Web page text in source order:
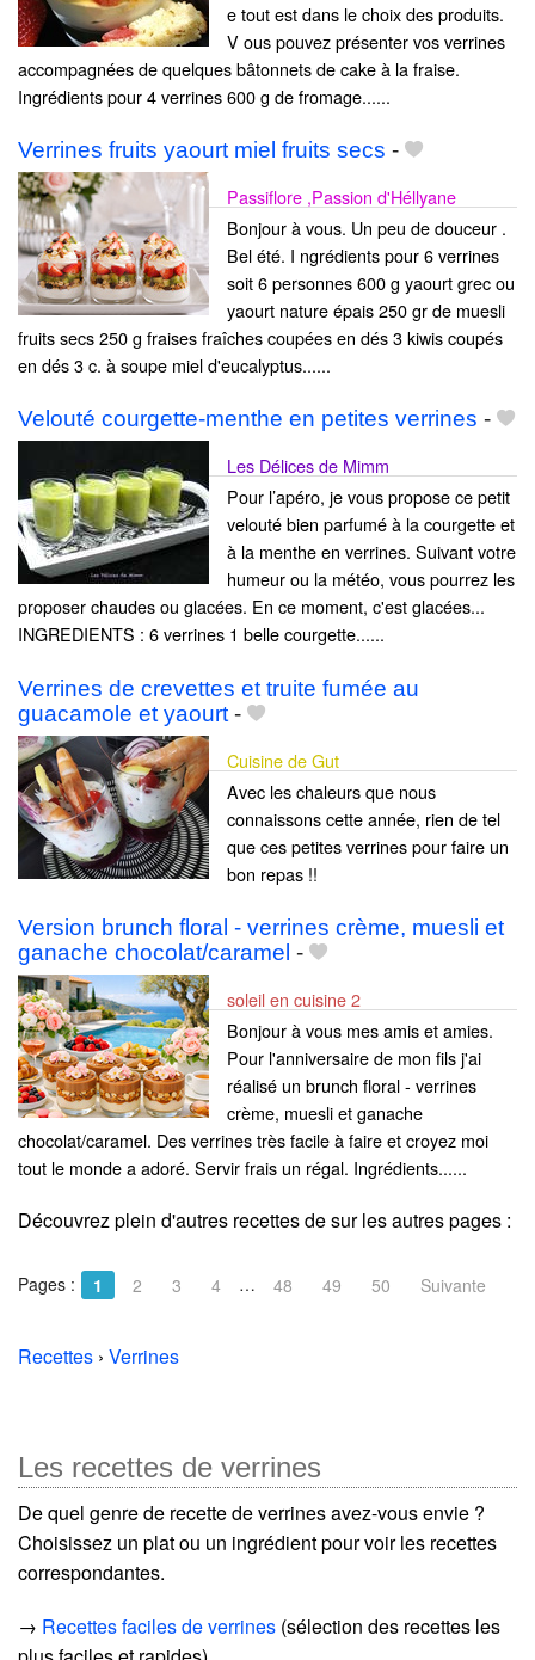
e tout est dans le choix des produits.
V ous pouvez présenter vos verrines
accompagnées de quelques bâtonnets de cake à la fraise.
Ingrédients pour 4 verrines 600 g de fromage......
Verrines fruits yaourt miel fruits secs -
Passiflore ,Passion d'Héllyane
Bonjour à vous. Un peu de douceur .
Bel été. I ngrédients pour 6 verrines
soit 6 personnes 600 g yaourt grec ou
yaourt nature épais 250 gr de muesli
fruits secs 250 g fraises fraîches coupées en dés 3 kiwis coupés
en dés 3 c. à soupe miel d'eucalyptus......
Velouté courgette-menthe en petites verrines -
Les Délices de Mimm
Pour l’apéro, je vous propose ce petit
velouté bien parfumé à la courgette et
à la menthe en verrines. Suivant votre
humeur ou la météo, vous pourrez les
proposer chaudes ou glacées. En ce moment, c'est glacées...
INGREDIENTS : 6 verrines 1 belle courgette......
Verrines de crevettes et truite fumée au
guacamole et yaourt -
Cuisine de Gut
Avec les chaleurs que nous
connaissons cette année, rien de tel
que ces petites verrines pour faire un
bon repas !!
Version brunch floral - verrines crème, muesli et
ganache chocolat/caramel -
soleil en cuisine 2
Bonjour à vous mes amis et amies.
Pour l'anniversaire de mon fils j'ai
réalisé un brunch floral - verrines
crème, muesli et ganache
chocolat/caramel. Des verrines très facile à faire et croyez moi
tout le monde a adoré. Servir frais un régal. Ingrédients......
Découvrez plein d'autres recettes desur les autres pages :
Pages : 1 2 3 4 … 48 49 50 Suivante
Recettes › Verrines
Les recettes de verrines
De quel genre de recette de verrines avez-vous envie ?
Choisissez un plat ou un ingrédient pour voir les recettes
correspondantes.
→ Recettes faciles de verrines (sélection des recettes les